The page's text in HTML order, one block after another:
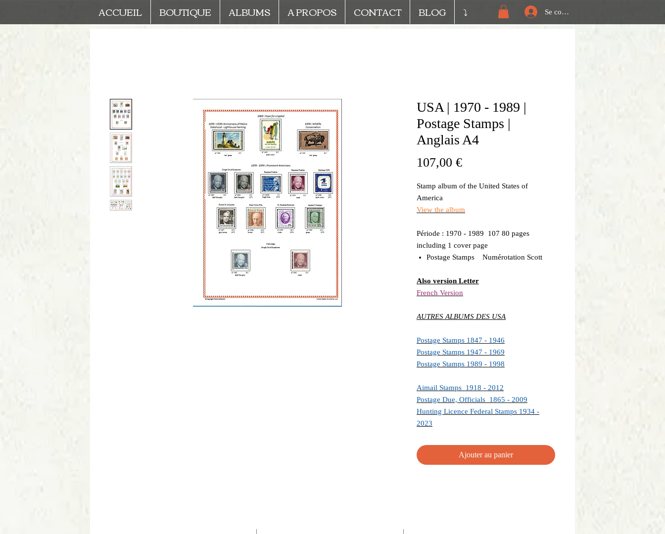
ACCUEIL BOUTIQUE ALBUMS A PROPOS CONTACT BLOG ⤵️ Se connecter
USA | 1970 - 1989 |
Postage Stamps |
Anglais A4
107,00 €Prix
Stamp album of the United States of
America
View the album
Période : 1970 - 1989 107 80 pages
including 1 cover page
Postage Stamps Numérotation Scott
Also version Letter
French Version
AUTRES ALBUMS DES USA
Postage Stamps 1847 - 1946
Postage Stamps 1947 - 1969
Postage Stamps 1989 - 1998
Aimail Stamps 1918 - 2012
Postage Due, Officials 1865 - 2009
Hunting Licence Federal Stamps 1934 -
2023
Ajouter au panier